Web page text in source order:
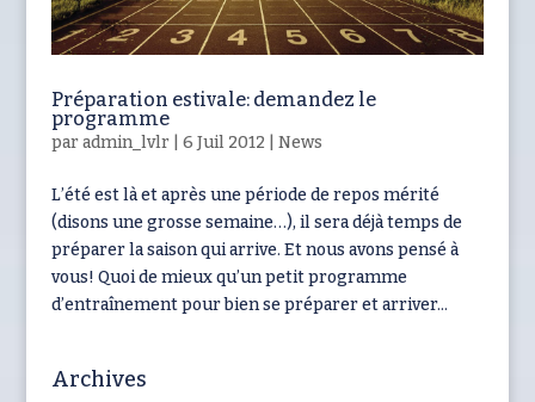
Préparation estivale: demandez le
programme
paradmin_lvlr| 6 Juil 2012 News
L’été est là et après une période de repos mérité
(disons une grosse semaine…), il sera déjà temps de
préparer la saison qui arrive. Et nous avons pensé à
vous! Quoi de mieux qu’un petit programme
d’entraînement pour bien se préparer et arriver...
Archives